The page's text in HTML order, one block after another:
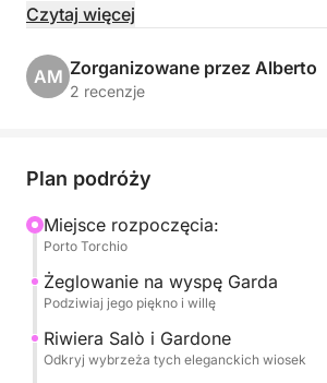
kultowych wiosek! Wyrusz z
wycieczkę, która zapewni Ci
piersiach widoki i chwile czystego
9:00 do 14:00, zabierze Cię w rejs w
jeziorze, z jej wspaniałą willą i
odbijającymi się w wodzie.
kierunku eleganckiego Salò, z jego
wyrafinowaną atmosferą.
Riwierę Gardone, słynącą z
wspaniałą Punta San Vigilio,
Czytaj więcej
AM Zorganizowane przez Alberto
2 recenzje
Plan podróży
Miejsce rozpoczęcia:
Porto Torchio
Żeglowanie na wyspę Garda
Podziwiaj jego piękno i willę
Riwiera Salò i Gardone
Odkryj wybrzeża tych eleganckich wiosek